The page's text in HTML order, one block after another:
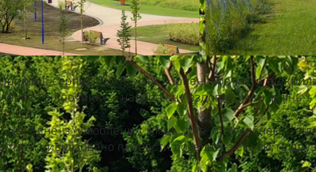
серпня 2018 року в Ірпені урочисто
і відпочинку – набережну вздовж річки Ірпінь.
з улюблених місць для прогулянок і
і цивілізовано провести дозвілля з сім’єю та